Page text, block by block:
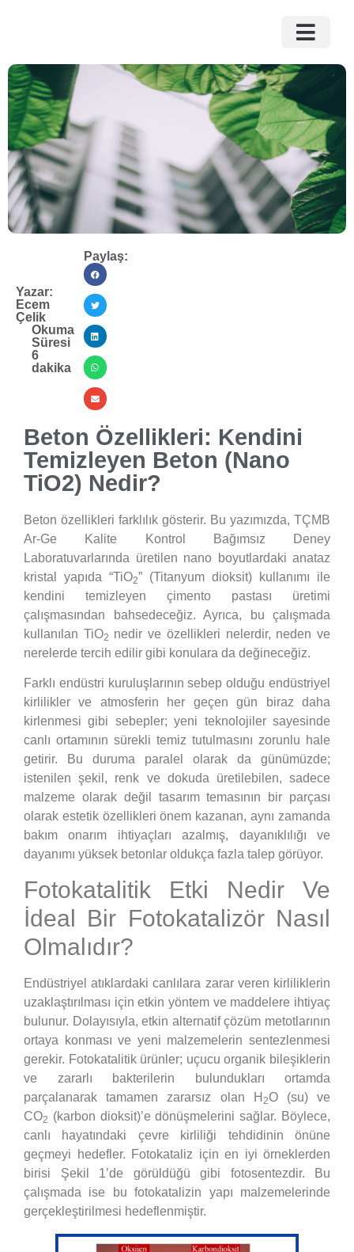
Yazar:
Ecem
Çelik
Okuma
Süresi
6
dakika
Paylaş:
Beton Özellikleri: Kendini
Temizleyen Beton (Nano
TiO2) Nedir?
Beton özellikleri farklılık gösterir. Bu yazımızda, TÇMB
Ar-Ge Kalite Kontrol Bağımsız Deney
Laboratuvarlarında üretilen nano boyutlardaki anataz
kristal yapıda “TiO2” (Titanyum dioksit) kullanımı ile
kendini temizleyen çimento pastası üretimi
çalışmasından bahsedeceğiz. Ayrıca, bu çalışmada
kullanılan TiO2 nedir ve özellikleri nelerdir, neden ve
nerelerde tercih edilir gibi konulara da değineceğiz.
Farklı endüstri kuruluşlarının sebep olduğu endüstriyel
kirlilikler ve atmosferin her geçen gün biraz daha
kirlenmesi gibi sebepler; yeni teknolojiler sayesinde
canlı ortamının sürekli temiz tutulmasını zorunlu hale
getirir. Bu duruma paralel olarak da günümüzde;
istenilen şekil, renk ve dokuda üretilebilen, sadece
malzeme olarak değil tasarım temasının bir parçası
olarak estetik özellikleri önem kazanan, aynı zamanda
bakım onarım ihtiyaçları azalmış, dayanıklılığı ve
dayanımı yüksek betonlar oldukça fazla talep görüyor.
Fotokatalitik Etki Nedir Ve
İdeal Bir Fotokatalizör Nasıl
Olmalıdır?
Endüstriyel atıklardaki canlılara zarar veren kirliliklerin
uzaklaştırılması için etkin yöntem ve maddelere ihtiyaç
bulunur. Dolayısıyla, etkin alternatif çözüm metotlarının
ortaya konması ve yeni malzemelerin sentezlenmesi
gerekir. Fotokatalitik ürünler; uçucu organik bileşiklerin
ve zararlı bakterilerin bulundukları ortamda
parçalanarak tamamen zararsız olan H 2O (su) ve
CO2 (karbon dioksit)’e dönüşmelerini sağlar. Böylece,
canlı hayatındaki çevre kirliliği tehdidinin önüne
geçmeyi hedefler. Fotokataliz için en iyi örneklerden
birisi Şekil 1’de görüldüğü gibi fotosentezdir. Bu
çalışmada ise bu fotokatalizin yapı malzemelerinde
gerçekleştirilmesi hedeflenmiştir.